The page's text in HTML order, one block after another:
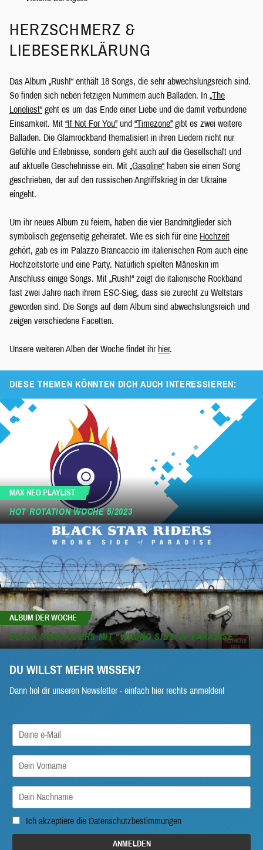
HERZSCHMERZ &
LIEBESERKLÄRUNG
Das Album „Rush!“ enthält 18 Songs, die sehr abwechslungsreich sind.
So finden sich neben fetzigen Nummern auch Balladen. In „The
Loneliest“ geht es um das Ende einer Liebe und die damit verbundene
Einsamkeit. Mit “If Not For You” und “Timezone” gibt es zwei weitere
Balladen. Die Glamrockband thematisiert in ihren Liedern nicht nur
Gefühle und Erlebnisse, sondern geht auch auf die Gesellschaft und
auf aktuelle Geschehnisse ein. Mit „Gasoline“ haben sie einen Song
geschrieben, der auf den russischen Angriffskrieg in der Ukraine
eingeht.
Um ihr neues Album zu feiern, haben die vier Bandmitglieder sich
symbolisch gegenseitig geheiratet. Wie es sich für eine Hochzeit
gehört, gab es im Palazzo Brancaccio im italienischen Rom auch eine
Hochzeitstorte und eine Party. Natürlich spielten Måneskin im
Anschluss einige Songs. Mit „Rush!“ zeigt die italienische Rockband
fast zwei Jahre nach ihrem ESC-Sieg, dass sie zurecht zu Weltstars
geworden sind. Die Songs auf dem Album sind abwechslungsreich und
zeigen verschiedene Facetten.
Unsere weiteren Alben der Woche findet ihr hier.
DIESE THEMEN KÖNNTEN DICH AUCH INTERESSIEREN:
MAX NEO PLAYLIST
HOT ROTATION WOCHE 5/2023
ALBUM DER WOCHE
BLACK STAR RIDERS MIT “WRONG SIDE OF PARADISE”
DU WILLST MEHR WISSEN?
Dann hol dir unseren Newsletter - einfach hier rechts anmelden!
Ich akzeptiere die Datenschutzbestimmungen